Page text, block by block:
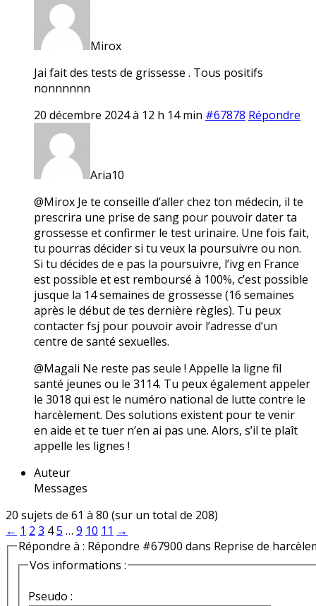
Mirox
Jai fait des tests de grissesse . Tous positifs
nonnnnnn
20 décembre 2024 à 12 h 14 min #67878 Répondre
Aria10
@Mirox Je te conseille d’aller chez ton médecin, il te
prescrira une prise de sang pour pouvoir dater ta
grossesse et confirmer le test urinaire. Une fois fait,
tu pourras décider si tu veux la poursuivre ou non.
Si tu décides de e pas la poursuivre, l’ivg en France
est possible et est remboursé à 100%, c’est possible
jusque la 14 semaines de grossesse (16 semaines
après le début de tes dernière règles). Tu peux
contacter fsj pour pouvoir avoir l’adresse d’un
centre de santé sexuelles.
@Magali Ne reste pas seule ! Appelle la ligne fil
santé jeunes ou le 3114. Tu peux également appeler
le 3018 qui est le numéro national de lutte contre le
harcèlement. Des solutions existent pour te venir
en aide et te tuer n’en ai pas une. Alors, s’il te plaît
appelle les lignes !
Auteur
Messages
20 sujets de 61 à 80 (sur un total de 208)
← 1 2 3 45 … 9 10 11 →
Répondre à : Répondre #67900 dans Reprise de
Vos informations :
Pseudo :